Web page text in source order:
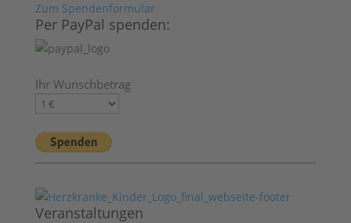
Zum Spendenformular
Per PayPal spenden:
Ihr Wunschbetrag
Veranstaltungen